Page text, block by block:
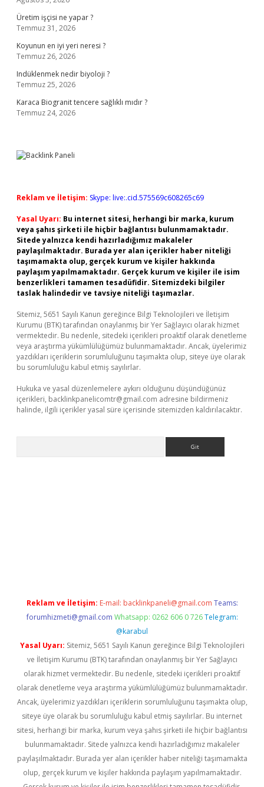
Üretim işçisi ne yapar ?
Temmuz 31, 2026
Koyunun en iyi yeri neresi ?
Temmuz 26, 2026
Indüklenmek nedir biyoloji ?
Temmuz 25, 2026
Karaca Biogranit tencere sağlıklı mıdır ?
Temmuz 24, 2026
Reklam ve İletişim: Skype: live:.cid.575569c608265c69
Yasal Uyarı: Bu internet sitesi, herhangi bir marka, kurum
veya şahıs şirketi ile hiçbir bağlantısı bulunmamaktadır.
Sitede yalnızca kendi hazırladığımız makaleler
paylaşılmaktadır. Burada yer alan içerikler haber niteliği
taşımamakta olup, gerçek kurum ve kişiler hakkında
paylaşım yapılmamaktadır. Gerçek kurum ve kişiler ile isim
benzerlikleri tamamen tesadüfidir. Sitemizdeki bilgiler
taslak halindedir ve tavsiye niteliği taşımazlar.
Sitemiz, 5651 Sayılı Kanun gereğince Bilgi Teknolojileri ve İletişim
Kurumu (BTK) tarafından onaylanmış bir Yer Sağlayıcı olarak hizmet
vermektedir. Bu nedenle, sitedeki içerikleri proaktif olarak denetleme
veya araştırma yükümlülüğümüz bulunmamaktadır. Ancak, üyelerimiz
yazdıkları içeriklerin sorumluluğunu taşımakta olup, siteye üye olarak
bu sorumluluğu kabul etmiş sayılırlar.
Hukuka ve yasal düzenlemelere aykırı olduğunu düşündüğünüz
içerikleri, backlinkpanelicomtr@gmail.com adresine bildirmeniz
halinde, ilgili içerikler yasal süre içerisinde sitemizden kaldırılacaktır.
Reklam ve İletişim: E-mail: backlinkpaneli@gmail.com Teams:
forumhizmeti@gmail.com Whatsapp: 0262 606 0 726 Telegram:
@karabul
Yasal Uyarı: Sitemiz, 5651 Sayılı Kanun gereğince Bilgi Teknolojileri
ve İletişim Kurumu (BTK) tarafından onaylanmış bir Yer Sağlayıcı
olarak hizmet vermektedir. Bu nedenle, sitedeki içerikleri proaktif
olarak denetleme veya araştırma yükümlülüğümüz bulunmamaktadır.
Ancak, üyelerimiz yazdıkları içeriklerin sorumluluğunu taşımakta olup,
siteye üye olarak bu sorumluluğu kabul etmiş sayılırlar. Bu internet
sitesi, herhangi bir marka, kurum veya şahıs şirketi ile hiçbir bağlantısı
bulunmamaktadır. Sitede yalnızca kendi hazırladığımız makaleler
paylaşılmaktadır. Burada yer alan içerikler haber niteliği taşımamakta
olup, gerçek kurum ve kişiler hakkında paylaşım yapılmamaktadır.